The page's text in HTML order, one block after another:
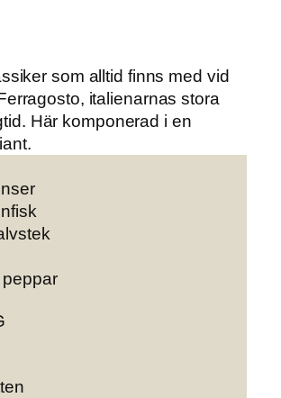
som alltid finns med vid
italienarnas stora
Här komponerad i en